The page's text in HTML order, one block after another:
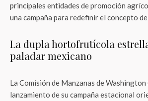
principales entidades de promoción
una campaña para redefinir el concepto
La dupla hortofrutícola
paladar mexicano
La Comisión de Manzanas de
lanzamiento de su campaña estacional